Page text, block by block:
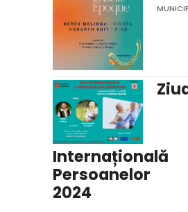
Persoanelor
2024